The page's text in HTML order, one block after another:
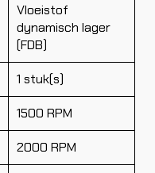
Vloeistof
dynamisch lager
(FDB)
1 stuk(s)
1500 RPM
2000 RPM